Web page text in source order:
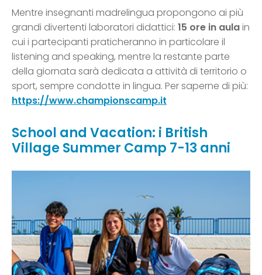
Mentre insegnanti madrelingua propongono ai più
grandi divertenti laboratori didattici: 15 ore in aulain
cui i partecipanti praticheranno in particolare il
listening and speaking, mentre la restante parte
della giornata sarà dedicata a attività di territorio o
sport, sempre condotte in lingua. Per saperne di più:
https://www.championscamp.it
School and Vacation: i British
Village Summer Camp 7-13 anni